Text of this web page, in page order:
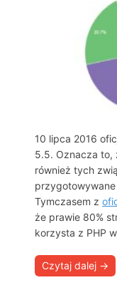
10 lipca 2016
5.5. Oznacza to,
również tych
Tymczasem z
że prawie 80%
korzysta z PHP
Czytaj dalej →